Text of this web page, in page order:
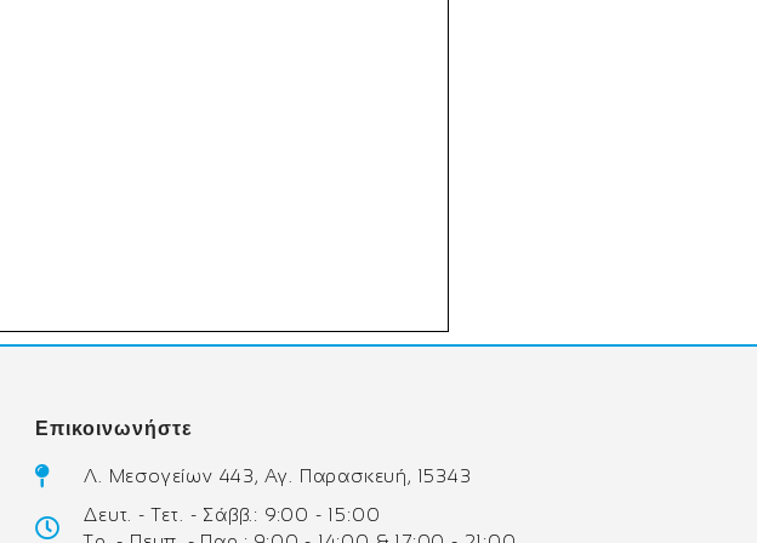
Επικοινωνήστε
Λ. Μεσογείων 443, Αγ. Παρασκευή, 15343
Δευτ. - Τετ. - Σάββ.: 9:00 - 15:00